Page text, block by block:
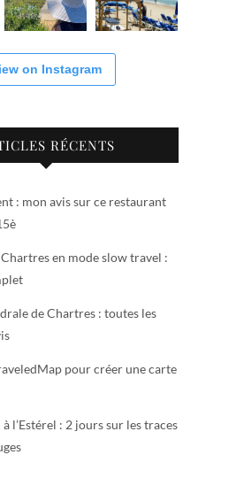
on Instagram
RÉCENTS
: mon avis sur ce restaurant
en mode slow travel :
de Chartres : toutes les
pour créer une carte
l’Estérel : 2 jours sur les traces